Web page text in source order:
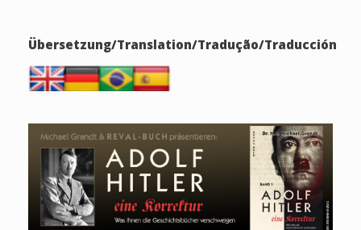
Übersetzung/Translation/Tradução/Traducción